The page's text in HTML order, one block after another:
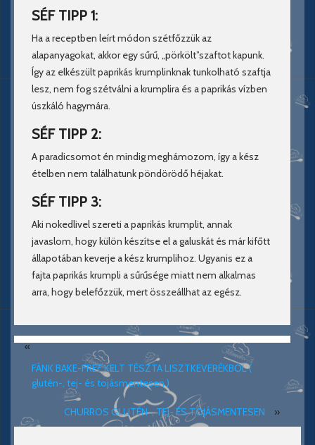
SÉF TIPP 1:
Ha a receptben leírt módon szétfőzzük az
alapanyagokat, akkor egy sűrű, „pörkölt”szaftot kapunk.
Így az elkészült paprikás krumplinknak tunkolható szaftja
lesz, nem fog szétválni a krumplira és a paprikás vízben
úszkáló hagymára.
SÉF TIPP 2:
A paradicsomot én mindig meghámozom, így a kész
ételben nem találhatunk pöndörödő héjakat.
SÉF TIPP 3:
Aki nokedlivel szereti a paprikás krumplit, annak
javaslom, hogy külön készítse el a galuskát és már kifőtt
állapotában keverje a kész krumplihoz. Ugyanis ez a
fajta paprikás krumpli a sűrűsége miatt nem alkalmas
arra, hogy belefőzzük, mert összeállhat az egész.
«
FÁNK BAKE-FREE KELT TÉSZTA LISZTKEVERÉKBŐL (
glutén-, tej- és tojásmentesen )
CHURROS GLUTÉN-, TEJ- ÉS TOJÁSMENTESEN »